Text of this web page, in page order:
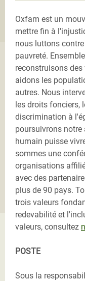
Oxfam est un
mettre fin à
nous luttons
pauvreté.
reconstruisons
aidons les
autres. Nous
les droits fonciers,
discrimination à
poursuivrons notre
humain puisse
sommes une
organisations
avec des
plus de 90 pays.
trois valeurs
redevabilité et
valeurs, consultez
POSTE
Sous la